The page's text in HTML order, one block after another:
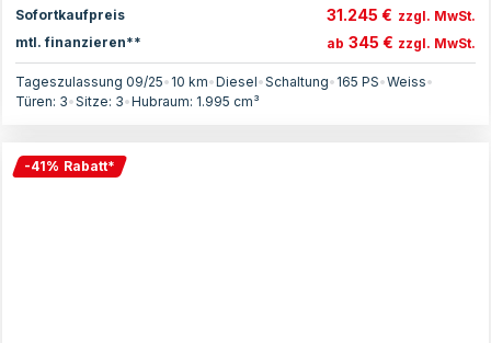
Sofortkaufpreis 31.245 € zzgl. MwSt.
mtl. finanzieren**
ab 345 € zzgl. MwSt.
Tageszulassung 09/25• 10 km•Diesel•Schaltung• 165 PS•Weiss•
Türen: 3•Sitze: 3•Hubraum: 1.995 cm³
-41% Rabatt*